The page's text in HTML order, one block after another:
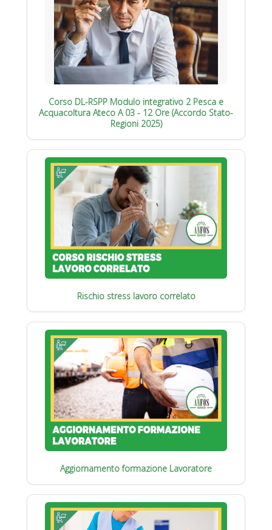
Corso DL-RSPP Modulo integrativo 2 Pesca e
Acquacoltura Ateco A 03 - 12 Ore (Accordo Stato-
Regioni 2025)
Rischio stress lavoro correlato
Aggiornamento formazione Lavoratore